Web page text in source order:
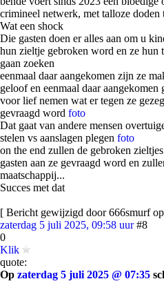
crimineel netwerk, met talloze doden
Wat een shock
Die gasten doen er alles aan om u
hun zieltje gebroken word en ze hun
gaan zoeken
eenmaal daar aangekomen zijn ze
geloof en eenmaal daar
voor lief nemen wat er tegen ze
gevraagd word foto
Dat gaat van andere mensen
stelen vs aanslagen plegen foto
on the end zullen de gebroken
gasten aan ze gevraagd word en
maatschappij...
Succes met dat
[ Bericht gewijzigd door 666smurf
zaterdag 5 juli 2025, 09:58 uur #8
0
Klik
quote:
Op zaterdag 5 juli 2025 @ 07:35